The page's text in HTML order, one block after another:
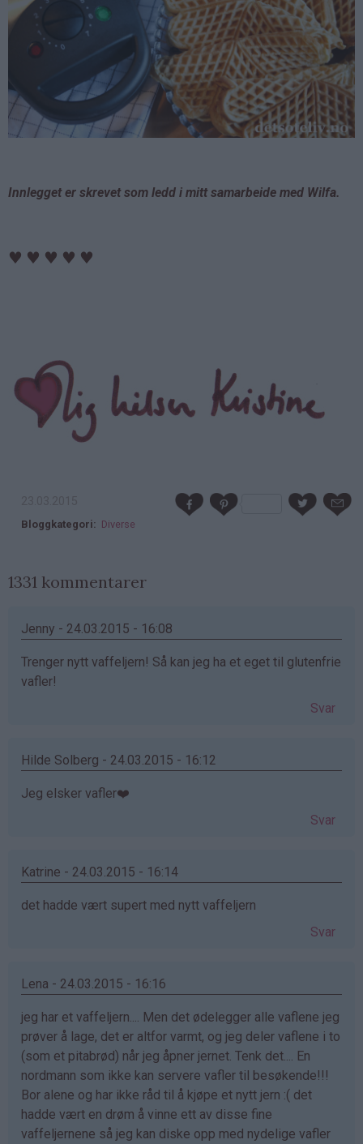
Innlegget er skrevet som ledd i mitt samarbeide med Wilfa.
♥ ♥ ♥ ♥ ♥
Bloggkategori Diverse
1331 kommentarer
Jenny - 24.03.2015 - 16:08
Trenger nytt vaffeljern! Så kan jeg ha et eget til glutenfrie
vafler!
Svar
Hilde Solberg - 24.03.2015 - 16:12
Jeg elsker vafler❤️
Svar
Katrine - 24.03.2015 - 16:14
det hadde vært supert med nytt vaffeljern
Svar
Lena - 24.03.2015 - 16:16
jeg har et vaffeljern.... Men det ødelegger alle vaflene jeg
prøver å lage, det er altfor varmt, og jeg deler vaflene i to
(som et pitabrød) når jeg åpner jernet. Tenk det.... En
nordmann som ikke kan servere vafler til besøkende!!!
Bor alene og har ikke råd til å kjøpe et nytt jern :( det
hadde vært en drøm å vinne ett av disse fine
vaffeljernene så jeg kan diske opp med nydelige vafler